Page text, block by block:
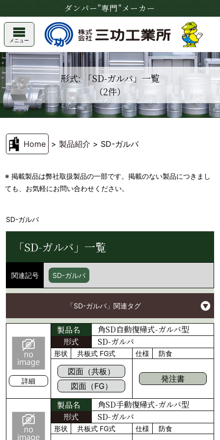
ダンパー"専門"メーカー
メニュー
形式: 「SD-ガルバ」一覧
（2件）
Home > 製品紹介 > SD-ガルバ
※ 掲載製品は弊社取扱製品の一部です。掲載のない製品につきまし
ても、お気軽にお問い合わせください。
SD-ガルバ
「SD-ガルバ」一覧
関連記号 SD-ガルバ
「SD-ガルバ」関連タグ
詳細
製品名
角SD自動復帰式-ガルバ型
形式
SD-ガルバ
形状 共板式 FG式 仕様 防食
図面（共板）
図面（FG）
発注書
製品名
角SD手動復帰式-ガルバ型
形式
SD-ガルバ
形状 共板式 FG式 仕様 防食